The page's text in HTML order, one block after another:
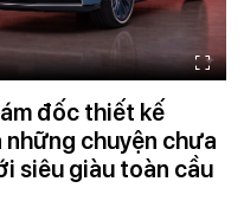
đốc thiết kế
những chuyện chưa
siêu giàu toàn cầu